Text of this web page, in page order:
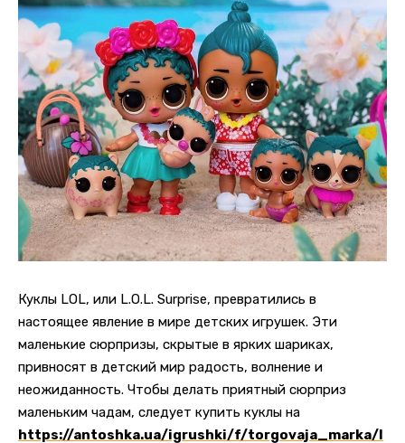
Куклы LOL, или L.O.L. Surprise, превратились в
настоящее явление в мире детских игрушек. Эти
маленькие сюрпризы, скрытые в ярких шариках,
привносят в детский мир радость, волнение и
неожиданность. Чтобы делать приятный сюрприз
маленьким чадам, следует купить куклы на
https://antoshka.ua/igrushki/f/torgovaja_marka/l